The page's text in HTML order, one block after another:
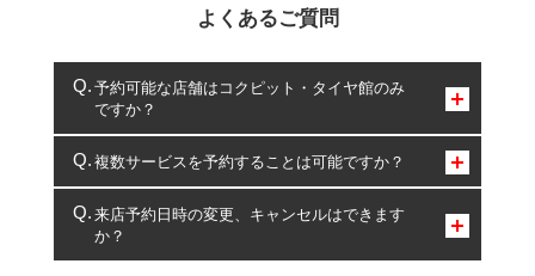
よくあるご質問
予約可能な店舗はコクピット・タイヤ館のみ
ですか？
コクピット・タイヤ館のみとなります。
複数サービスを予約することは可能ですか？
複数サービスのご予約は可能です。
一部の商品・サービスの組み合わせに限り、同時にご予約が
出来ないものもございます。
来店予約日時の変更、キャンセルはできます
か？